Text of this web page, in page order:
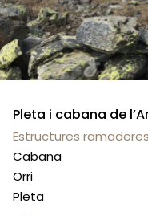
Pleta i cabana de
Estructures ramaderes
Cabana
Orri
Pleta